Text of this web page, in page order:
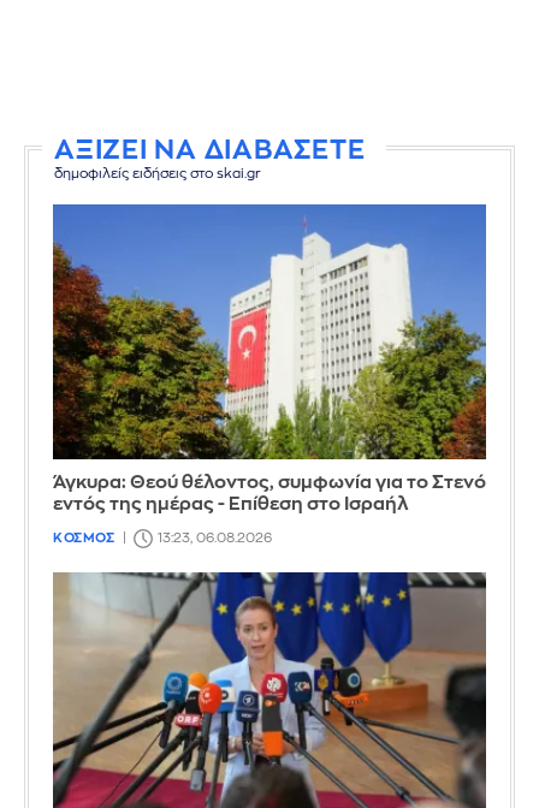
ΑΞΙΖΕΙ ΝΑ ΔΙΑΒΑΣΕΤΕ
δημοφιλείς ειδήσεις στο skai.gr
Άγκυρα: Θεού θέλοντος, συμφωνία για το Στενό
εντός της ημέρας - Επίθεση στο Ισραήλ
ΚΟΣΜΟΣ 13:23, 06.08.2026